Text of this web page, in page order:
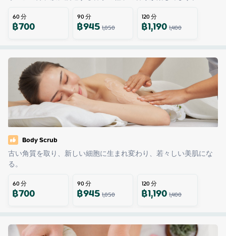
60分
฿700 90分
฿9451,050
120分
฿1,1901,400
Body Scrub
古い角質を取り、新しい細胞に生まれ変わり、若々しい美肌にな
る。
60分
฿700 90分
฿9451,050
120分
฿1,1901,400